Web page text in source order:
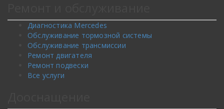
Диагностика Mercedes
Обслуживание тормозной системы
Обслуживание трансмиссии
Ремонт двигателя
Ремонт подвески
Все услуги